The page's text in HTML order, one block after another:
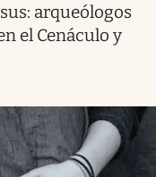
arqueólogos
el Cenáculo y